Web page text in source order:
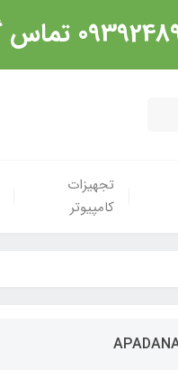
تجهیزات
کامپیوتر